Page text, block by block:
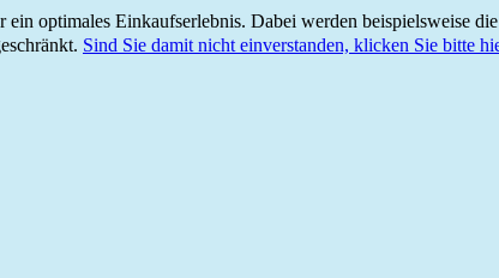
optimales Einkaufserlebnis. Dabei werden beispielsweise
Sind Sie damit nicht einverstanden, klicken Sie bitte